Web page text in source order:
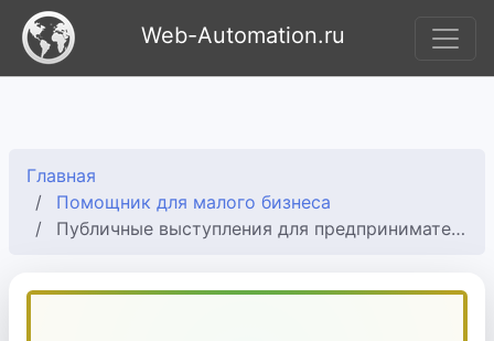
Web-Automation.ru
Главная
Помощник для малого бизнеса
Публичные выступления для предпринимателя: как не бояться